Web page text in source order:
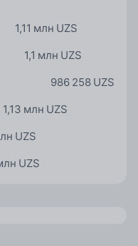
1,11 млн UZS
1,1 млн UZS
986 258 UZS
1,13 млн UZS
UZS
UZS